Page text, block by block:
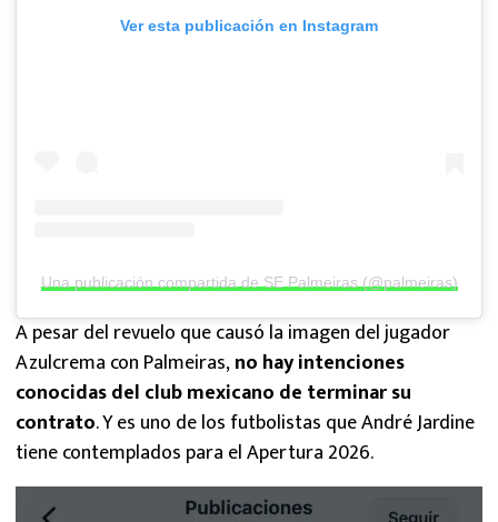
Ver esta publicación en Instagram
Una publicación compartida de SE Palmeiras (@palmeiras)
A pesar del revuelo que causó la imagen del jugador
Azulcrema con Palmeiras,no hay intenciones
conocidas del club mexicano de terminar su
contrato. Y es uno de los futbolistas que André Jardine
tiene contemplados para el Apertura 2026.